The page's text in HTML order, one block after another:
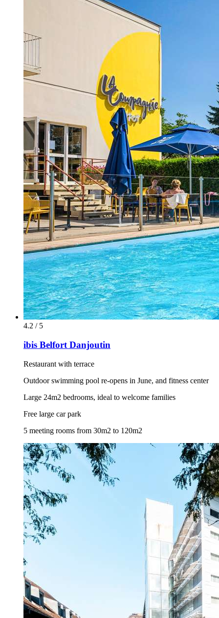
4.2 / 5
ibis Belfort Danjoutin
Restaurant with terrace
Outdoor swimming pool re-opens in June, and fitness center
Large 24m2 bedrooms, ideal to welcome families
Free large car park
5 meeting rooms from 30m2 to 120m2